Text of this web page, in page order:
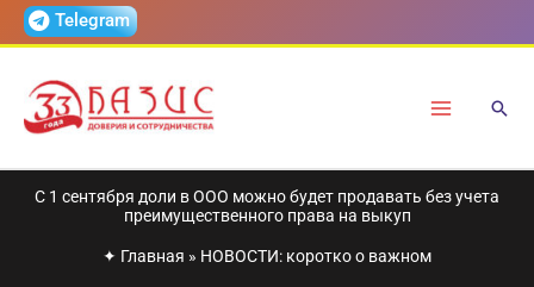
ПерейтиTelegram
С 1 сентября доли в ООО можно будет продавать без учета
преимущественного права на выкуп
✦ Главная » НОВОСТИ: коротко о важном